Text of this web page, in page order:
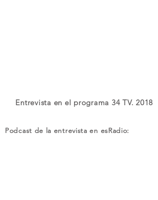
Entrevista en el programa 34 TV. 2018
Podcast de la entrevista en esRadio: